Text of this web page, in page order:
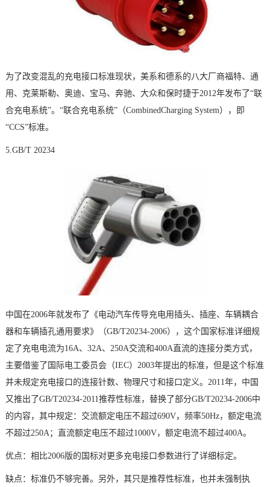
为了改变混乱的充电接口标准现状，美系和德系的八大厂商福特、通
用、克莱斯勒、奥迪、宝马、奔驰、大众和保时捷于2012年发布了“联
合充电系统”。“联合充电系统”（CombinedCharging System），即
“CCS”标准。
5.GB/T 20234
中国在2006年就发布了《电动汽车传导充电用插头、插座、车辆耦合
器和车辆插孔通用要求》（GB/T20234-2006），这个国家标准详细规
定了充电电流为16A、32A、250A交流和400A直流的连接分类方式，
主要借鉴了国际电工委员会（IEC）2003年提出的标准，但是这个标准
并未规定充电接口的连接针数、物理尺寸和接口定义。2011年，中国
又推出了GB/T20234-2011推荐性标准，替换了部分GB/T20234-2006中
的内容，其中规定：交流额定电压不超过690V，频率50Hz，额定电流
不超过250A；直流额定电压不超过1000V，额定电流不超过400A。
优点：相比2006版的国标对更多充电接口参数进行了详细标定。
缺点：标准仍不够完善。另外，其只是推荐性标准，也并未强制执